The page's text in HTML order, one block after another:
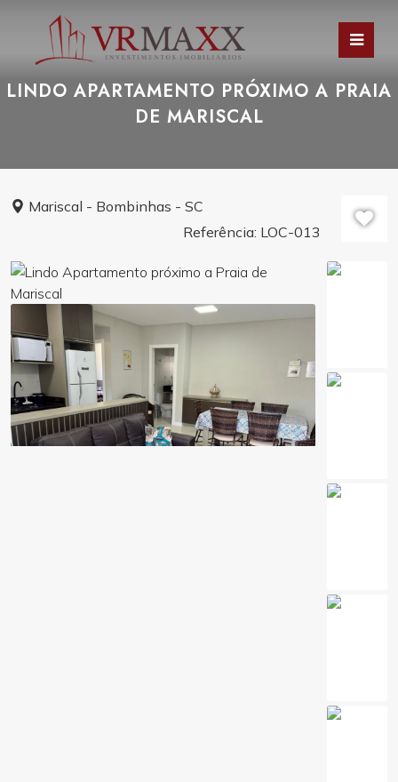
LINDO APARTAMENTO PRÓXIMO A PRAIA
DE MARISCAL
Mariscal - Bombinhas - SC
Referência: LOC-013